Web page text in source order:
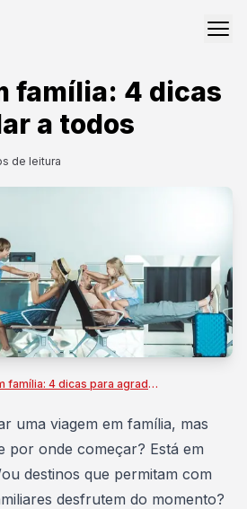
família: 4 dicas
a todos
de leitura
Viagem em família: 4 dicas para agradar a todos
uma viagem em família, mas
por onde começar? Está em
destinos que permitam com
desfrutem do momento?